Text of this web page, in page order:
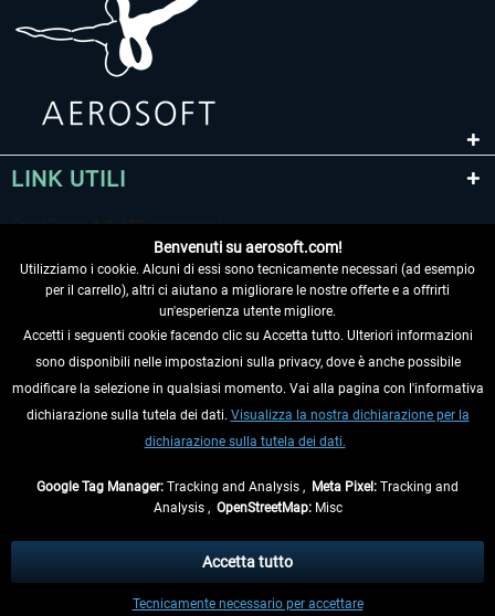
LINK UTILI
RECEDERE DAL CONTRATTO
INFORMAZIONI
eventualmente le spese di spedizione, se non diversamente descritto.
** Riguarda le spedizioni al di fuori della Germania, i tempi di consegna per le
altre nazioni sono disponibili nelleinformazioni di spedizione
Benvenuti su aerosoft.com!
Utilizziamo i cookie. Alcuni di essi sono tecnicamente necessari (ad esempio
per il carrello), altri ci aiutano a migliorare le nostre offerte e a offrirti
un'esperienza utente migliore.
Accetti i seguenti cookie facendo clic su Accetta tutto. Ulteriori informazioni
sono disponibili nelle impostazioni sulla privacy, dove è anche possibile
modificare la selezione in qualsiasi momento. Vai alla pagina con l'informativa
dichiarazione sulla tutela dei dati. Visualizza la nostra dichiarazione per la
dichiarazione sulla tutela dei dati.
Google Tag Manager: Tracking and Analysis , Meta Pixel: Tracking and
Analysis , OpenStreetMap:Misc
Tecnicamente necessario per accettare
Accetta tutto